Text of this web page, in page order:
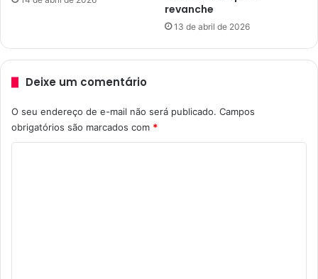
revanche
13 de abril de 2026
Deixe um comentário
O seu endereço de e-mail não será publicado. Campos
obrigatórios são marcados com *